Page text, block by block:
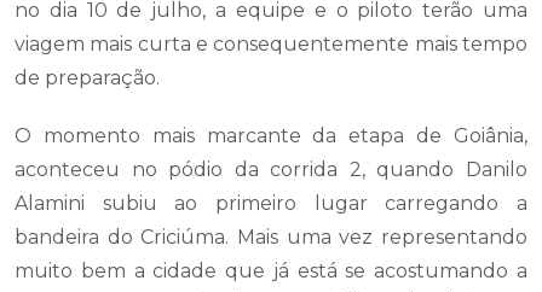
no dia 10 de julho, a equipe e o piloto terão uma
viagem mais curta e consequentemente mais tempo
de preparação.
O momento mais marcante da etapa de Goiânia,
aconteceu no pódio da corrida 2, quando Danilo
Alamini subiu ao primeiro lugar carregando a
bandeira do Criciúma. Mais uma vez representando
muito bem a cidade que já está se acostumando a